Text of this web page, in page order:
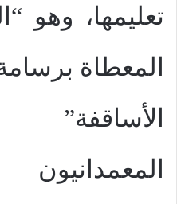
تعليمها، وهو
المعطاة
الأساقفة”
المعمدانيون